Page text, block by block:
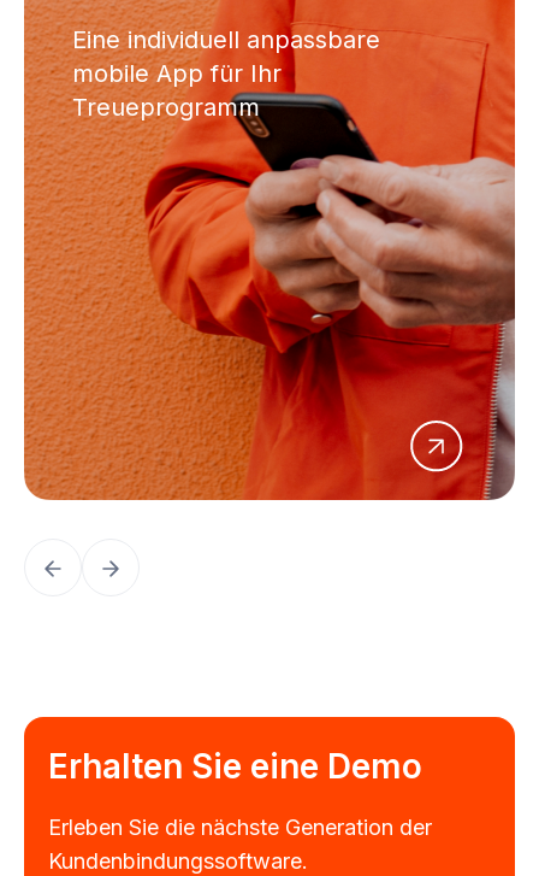
Eine individuell anpassbare
mobile App für Ihr
Treueprogramm
Erhalten Sie eine Demo
Erleben Sie die nächste Generation der
Kundenbindungssoftware.